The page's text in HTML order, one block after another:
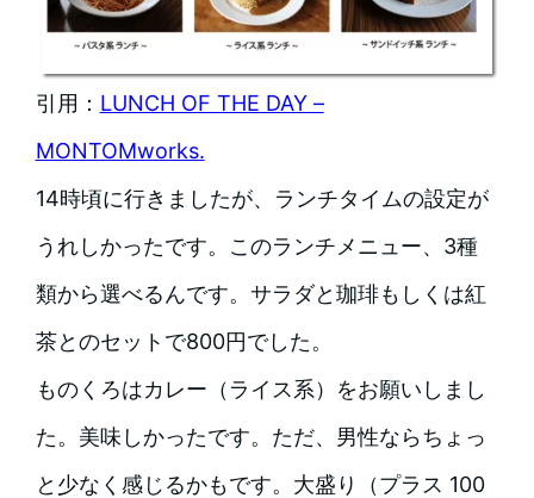
引用： LUNCH OF THE DAY –
MONTOMworks.
14時頃に行きましたが、ランチタイムの設定が
うれしかったです。このランチメニュー、3種
類から選べるんです。サラダと珈琲もしくは紅
茶とのセットで800円でした。
ものくろはカレー（ライス系）をお願いしまし
た。美味しかったです。ただ、男性ならちょっ
と少なく感じるかもです。大盛り（プラス 100